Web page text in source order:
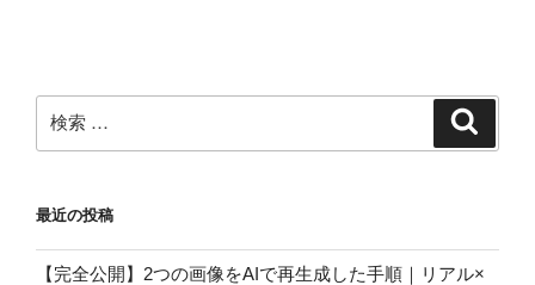
検
索:
最近の投稿
【完全公開】2つの画像をAIで再生成した手順｜リアル×